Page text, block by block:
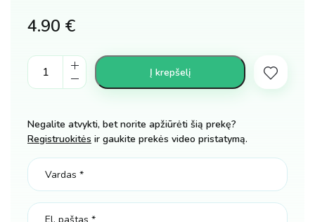
4.90 €
Karaliaus
karūna
Į krepšelį
Negalite atvykti, bet norite apžiūrėti šią prekę?
Registruokitės ir gaukite prekės video pristatymą.